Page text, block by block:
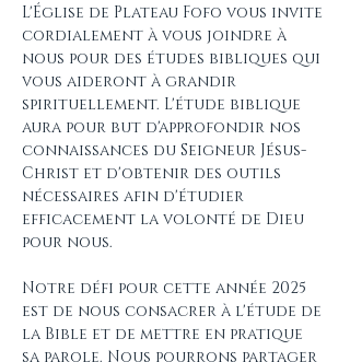
L'Église de Plateau Fofo vous invite
cordialement à vous joindre à
nous pour des études bibliques qui
vous aideront à grandir
spirituellement. L'étude biblique
aura pour but d'approfondir nos
connaissances du Seigneur Jésus-
Christ et d'obtenir des outils
nécessaires afin d'étudier
efficacement la volonté de Dieu
pour nous.
Notre défi pour cette année 2025
est de nous consacrer à l'étude de
la Bible et de mettre en pratique
sa parole. Nous pourrons partager